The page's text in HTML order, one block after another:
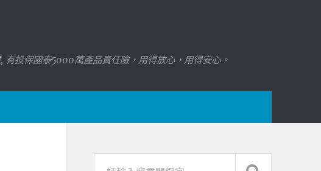
有投保國泰5000萬產品責任險，用得放心，用得安心。